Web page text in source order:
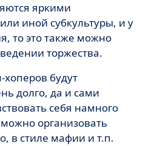
яркими
иной субкультуры, и у
то это также можно
торжества.
хоперов будут
долго, да и сами
себя намного
организовать
в стиле мафии и т.п.